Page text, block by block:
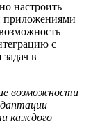
настроить
приложениями
с
в
возможности
каждого